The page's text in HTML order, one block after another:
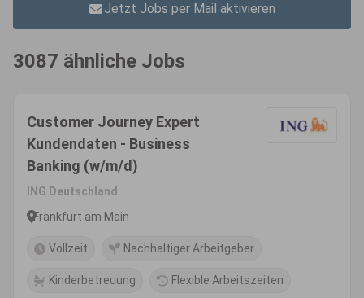
Jetzt Jobs per Mail aktivieren
3087 ähnliche Jobs
Customer Journey Expert
Kundendaten - Business
Banking (w/m/d)
ING Deutschland
Frankfurt am Main
Vollzeit Nachhaltiger Arbeitgeber
Kinderbetreuung Flexible Arbeitszeiten